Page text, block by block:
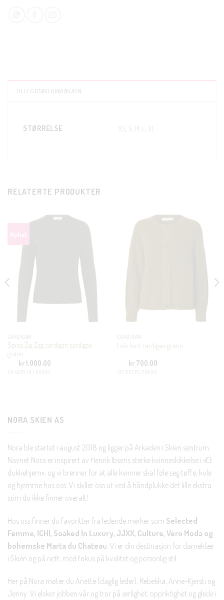
TILLEGGSINFORMASJON
STØRRELSE
RELATERTE PRODUKTER
CARDIGAN
Spina Zig Zag cardigan cardigan
grønn
kr1,000.00
CARDIGAN
Lulu kort cardigan grønn
kr700.00
NORA SKIEN AS
Nora ble startet i august 2018 og ligger på Arkaden i Skien sentrum.
Navnet Nora er inspirert av Henrik Ibsens sterke kvinneskikkelse i «Et
dukkehjem», og vi brenner for at alle kvinner skal føle seg tøffe, kule
og hjemme hos oss. Vi skiller oss ut ved å håndplukke det lille ekstra
som du ikke finner overalt!
Hos oss finner du favoritter fra ledende merker som Selected
Femme, ICHI, Soaked In Luxury, JJXX, Culture, Vero Moda og
bohemske Marta du Chateau . Vi er din destinasjon for dameklær
i Skien og på nett, med fokus på kvalitet og personlig stil.
Her på Nora møter du Anette (daglig leder), Rebekka, Anne-Kjersti og
Jenny. Vi elsker jobben vår og tror på ærlighet, oppriktighet og glede i
KUNDEKLUBB
En liten velkomstgave til deg! ❤️
Bli en del av Nora-familien i dag. Som medlem får du 10%
rabatt på din første handel og eksklusive fordeler rett i lomma.